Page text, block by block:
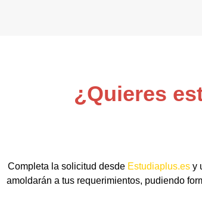
¿Quieres
Completa la solicitud desde Estudiaplus.es y
amoldarán a tus requerimientos, pudiendo